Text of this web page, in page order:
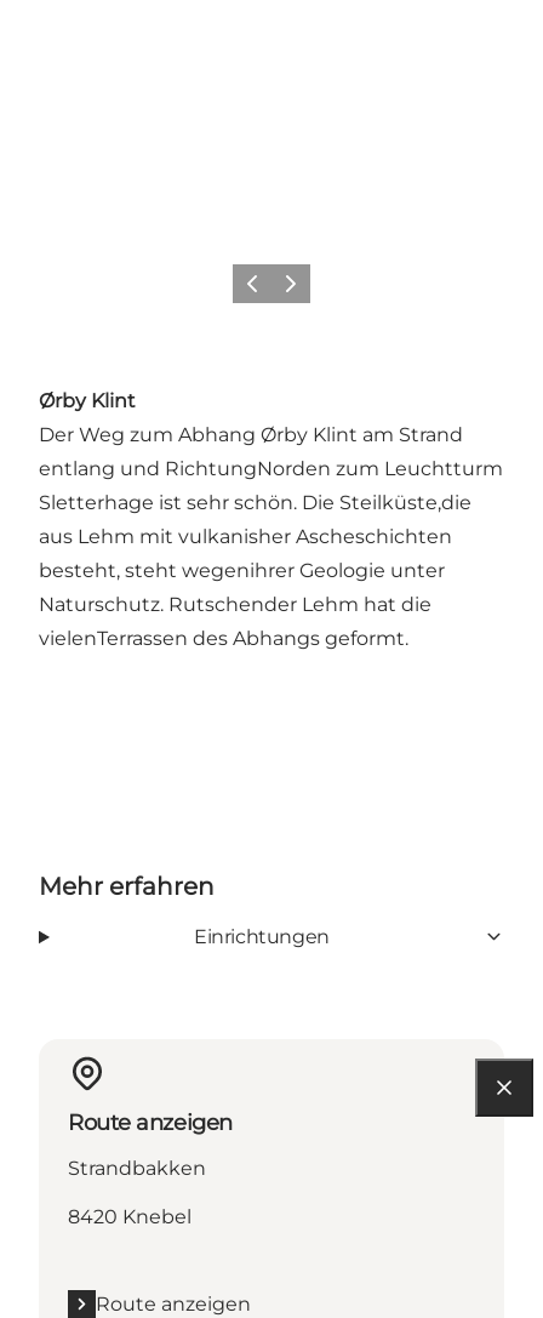
ZurückWeiter
Ørby Klint
Der Weg zum Abhang Ørby Klint am Strand
entlang und RichtungNorden zum Leuchtturm
Sletterhage ist sehr schön. Die Steilküste,die
aus Lehm mit vulkanisher Ascheschichten
besteht, steht wegenihrer Geologie unter
Naturschutz. Rutschender Lehm hat die
vielenTerrassen des Abhangs geformt.
Mehr erfahren
Einrichtungen
Route anzeigen
Strandbakken
8420 Knebel
Route anzeigen